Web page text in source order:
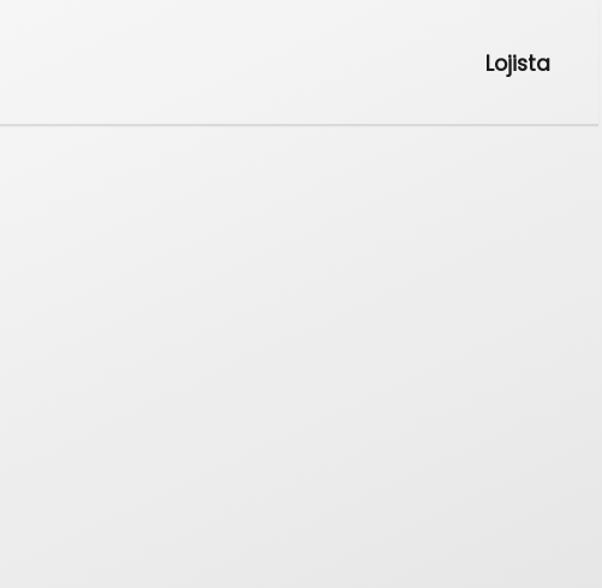
Lojista